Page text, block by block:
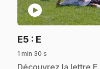
play_circle
E5 : E
1 min 30 s
.